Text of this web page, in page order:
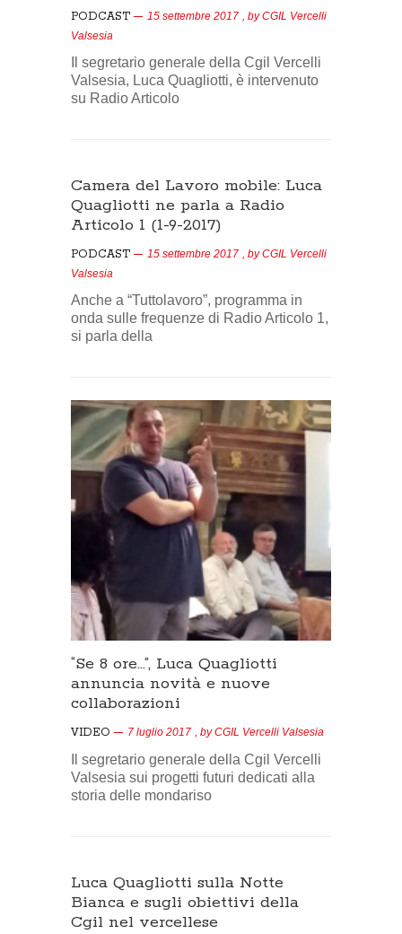
PODCAST 15 settembre 2017 , byCGIL Vercelli
Valsesia
Il segretario generale della Cgil Vercelli
Valsesia, Luca Quagliotti, è intervenuto
su Radio Articolo
Camera del Lavoro mobile: Luca
Quagliotti ne parla a Radio
Articolo 1 (1-9-2017)
PODCAST 15 settembre 2017 , byCGIL Vercelli
Valsesia
Anche a “Tuttolavoro”, programma in
onda sulle frequenze di Radio Articolo 1,
si parla della
“Se 8 ore…”, Luca Quagliotti
annuncia novità e nuove
collaborazioni
VIDEO 7 luglio 2017 , byCGIL Vercelli Valsesia
Il segretario generale della Cgil Vercelli
Valsesia sui progetti futuri dedicati alla
storia delle mondariso
Luca Quagliotti sulla Notte
Bianca e sugli obiettivi della
Cgil nel vercellese